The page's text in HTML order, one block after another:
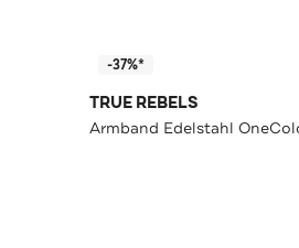
-37%*
TRUE REBELS
Armband Edelstahl